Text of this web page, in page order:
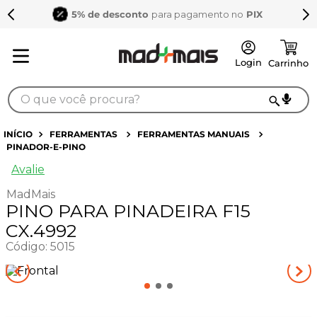
5% de desconto para pagamento no PIX
O que você procura?
FERRAMENTAS
FERRAMENTAS MANUAIS
PINADOR-E-PINO
Avalie
MadMais
PINO PARA PINADEIRA F15
CX.4992
Código: 5015
TERMOS MAIS BUSCADOS
1º
sarrafo
2º
3º
compensado naval
4 º
mdf 15mm
5º
napa
6º
puxador